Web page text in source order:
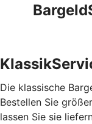
Die klassische
Bestellen Sie
lassen Sie sie